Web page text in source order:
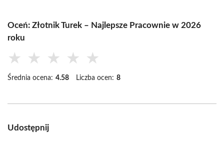
Oceń: Złotnik Turek – Najlepsze Pracownie w 2026
roku
★ ★ ★ ★ ★
Średnia ocena: 4.58 Liczba ocen: 8
Udostępnij